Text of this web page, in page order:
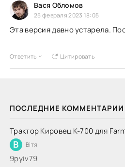
ПОСЛЕДНИЕ КОММЕНТАРИИ
Трактор Кировец К-700 для
В Вітя
9руіv79
Вася Обломов
25 февраля 2023 18:05
Эта версия давно устарела.
Ответить Цитировать